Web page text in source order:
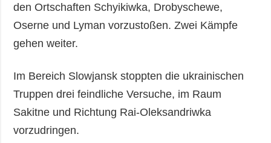
den Ortschaften Schyikiwka, Drobyschewe,
Oserne und Lyman vorzustoßen. Zwei Kämpfe
gehen weiter.
Im Bereich Slowjansk stoppten die ukrainischen
Truppen drei feindliche Versuche, im Raum
Sakitne und Richtung Rai-Oleksandriwka
vorzudringen.